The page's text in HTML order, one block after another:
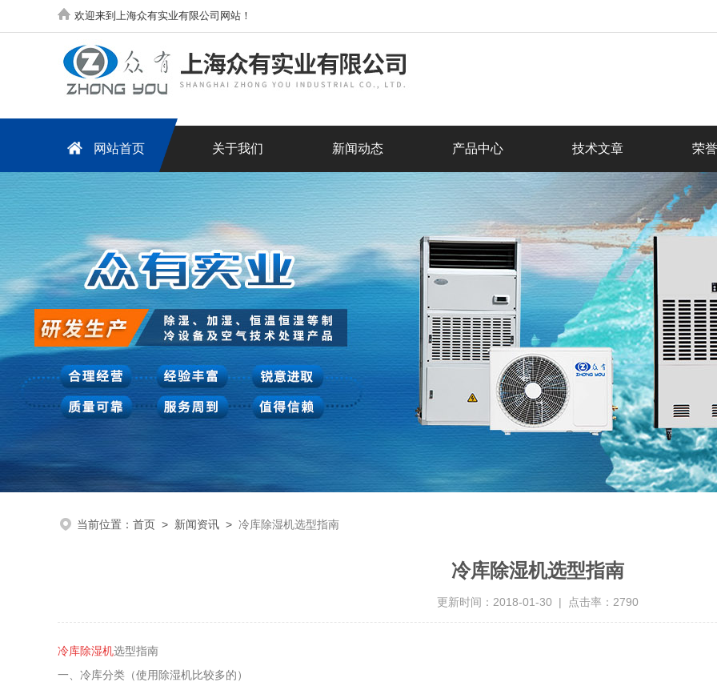
欢迎来到上海众有实业有限公司网站！
网站首页 关于我们 新闻动态 产品中心 技术文章 荣
当前位置： 首页 > 新闻资讯 > 冷库除湿机选型指南
冷库除湿机选型指南
更新时间：2018-01-30 | 点击率：2790
冷库除湿机选型指南
一、冷库分类（使用除湿机比较多的）